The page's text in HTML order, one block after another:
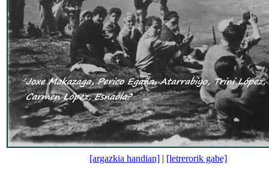
[argazkia handian]| [letrerorik gabe]